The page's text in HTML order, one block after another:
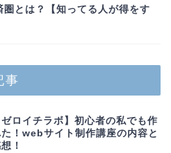
圏とは？【知ってる人が得をす
事
ゼロイチラボ】初心者の私でも作
！webサイト制作講座の内容と
！